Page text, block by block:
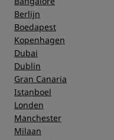
Berlijn
Boedapest
Kopenhagen
Dubai
Dublin
Gran Canaria
Istanboel
Londen
Manchester
Milaan